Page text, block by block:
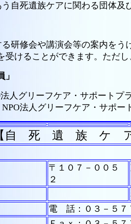
自死遺族ケアに関わる団体
研修会や講演会等の案内を
けることができます。ただ
人グリーフケア・サポートプ
法人グリーフケア・サポ
【自 死 遺 族 ケ
〒１０７－００５
２
電 話：０３－５７